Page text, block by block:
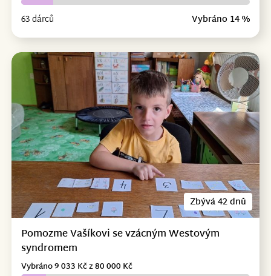
63 dárců Vybráno 14 %
Zbývá 42 dnů
Pomozme Vašíkovi se vzácným Westovým
syndromem
Vybráno 9 033 Kč z 80 000 Kč